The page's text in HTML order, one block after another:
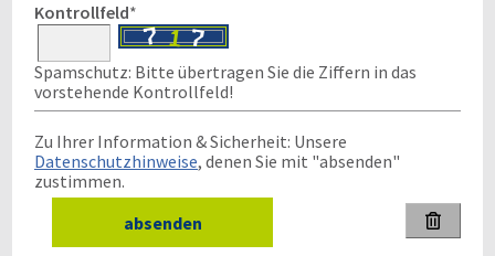
Kontrollfeld*
Spamschutz: Bitte übertragen Sie die Ziffern in das
vorstehende Kontrollfeld!
Zu Ihrer Information & Sicherheit: Unsere
Datenschutzhinweise, denen Sie mit "absenden"
zustimmen.
